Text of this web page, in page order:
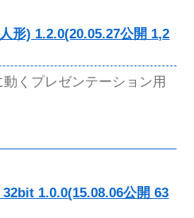
形) 1.2.0(20.05.27公開 1,2
くプレゼンテーション用
1.0.0(15.08.06公開 63